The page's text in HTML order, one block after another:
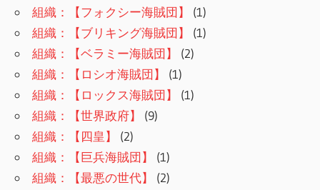
組織：【フォクシー海賊団】
(1)
組織：【ブリキング海賊団】
(1)
組織：【ベラミー海賊団】
(2)
組織：【ロシオ海賊団】
(1)
組織：【ロックス海賊団】
(1)
組織：【世界政府】
(9)
組織：【四皇】
(2)
組織：【巨兵海賊団】
(1)
組織：【最悪の世代】
(2)